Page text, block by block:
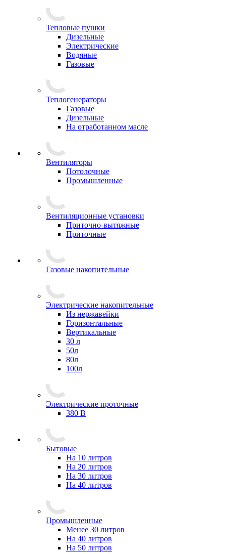
Тепловые пушки
Дизельные
Электрические
Водяные
Газовые
Теплогенераторы
Газовые
Дизельные
На отработанном масле
Вентиляторы
Потолочные
Промышленные
Вентиляционные установки
Приточно-вытяжные
Приточные
Газовые накопительные
Электрические накопительные
Из нержавейки
Горизонтальные
Вертикальные
30 л
50л
80л
100л
Электрические проточные
380 В
Бытовые
На 10 литров
На 20 литров
На 30 литров
На 40 литров
Промышленные
Менее 30 литров
На 40 литров
На 50 литров